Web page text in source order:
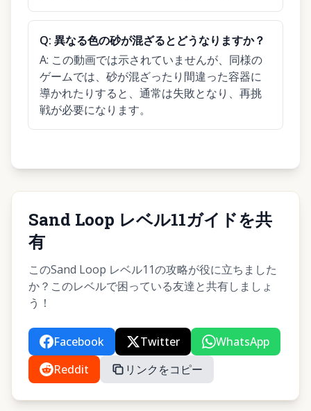
Q: 異なる色の砂が混ざるとどうなりますか？
A: この動画では示されていませんが、同様の
ゲームでは、砂が混ざったり間違った容器に
導かれたりすると、通常は失敗となり、再挑
戦が必要になります。
Sand Loop レベル11ガイドを共
有
このSand Loop レベル11の攻略が役に立ちました
か？このレベルで困っている友達と共有しましょ
う！
Facebook Twitter
WhatsApp
Reddit
リンクをコピー